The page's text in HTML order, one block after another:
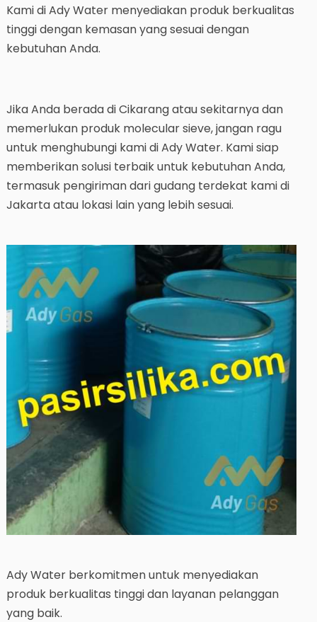
Kami di Ady Water menyediakan produk berkualitas
tinggi dengan kemasan yang sesuai dengan
kebutuhan Anda.
Jika Anda berada di Cikarang atau sekitarnya dan
memerlukan produk molecular sieve, jangan ragu
untuk menghubungi kami di Ady Water. Kami siap
memberikan solusi terbaik untuk kebutuhan Anda,
termasuk pengiriman dari gudang terdekat kami di
Jakarta atau lokasi lain yang lebih sesuai.
Ady Water berkomitmen untuk menyediakan
produk berkualitas tinggi dan layanan pelanggan
yang baik.